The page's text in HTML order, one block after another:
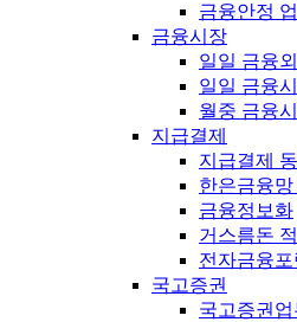
금융안정
금융시장
일일 금융
일일 금융
월중 금융
지급결제
지급결제
한은금융
금융정보화
거스름돈
전자금융
국고증권
국고증권업